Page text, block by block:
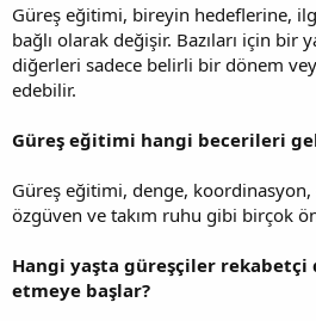
Güreş eğitimi, bireyin hedeflerine,
bağlı olarak değişir. Bazıları için bir
diğerleri sadece belirli bir dönem
edebilir.
Güreş eğitimi hangi becerileri
Güreş eğitimi, denge, koordinasyon,
özgüven ve takım ruhu gibi birçok
Hangi yaşta güreşçiler rekabetçi
etmeye başlar?